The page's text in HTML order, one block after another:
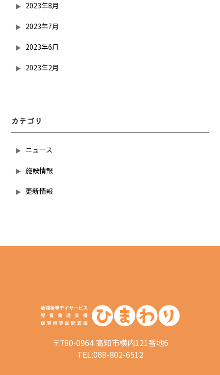
2023年8月
2023年7月
2023年6月
2023年2月
カテゴリ
ニュース
施設情報
更新情報
〒780-0964 高知市横内121番地6
TEL:088-802-6512